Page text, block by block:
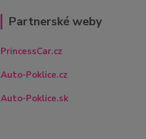
Partnerské weby
PrincessCar.cz
Auto-Poklice.cz
Auto-Poklice.sk